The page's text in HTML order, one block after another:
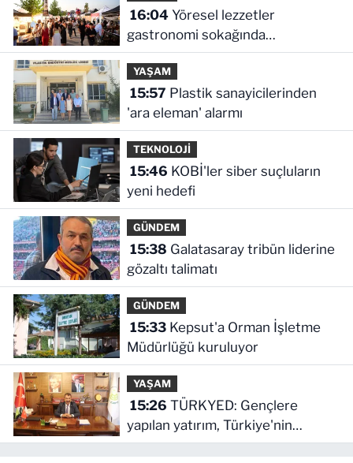
16:04Yöresel lezzetler
gastronomi sokağında
ziyaretçilerle buluşuyor
YAŞAM
15:57
'ara eleman' alarmı
TEKNOLOJİ
15:46
yeni hedefi
GÜNDEM
15:38
gözaltı talimatı
GÜNDEM
15:33Kepsut'a Orman İşletme
Müdürlüğü kuruluyor
YAŞAM
15:26
yapılan yatırım, Türkiye'nin
geleceğine yatırımdır